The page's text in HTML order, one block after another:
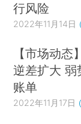
行风险
2022年11月14日
【市场动
逆差扩大 弱
账单
2022年11月17日